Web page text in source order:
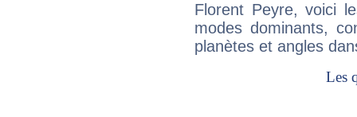
Florent Peyre, voici
modes dominants,
planètes et angles